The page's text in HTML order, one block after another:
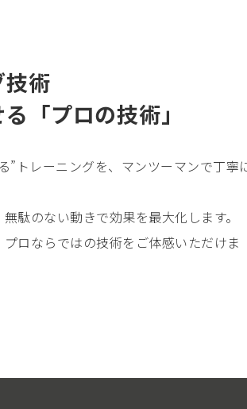
術
「プロの技術」
”トレーニングを、マンツーマンで丁寧
駄のない動きで効果を最大化します。
ロならではの技術をご体感いただけま